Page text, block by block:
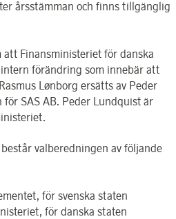
årsstämman och finns tillgänglig
att Finansministeriet för danska
förändring som innebär att
Lønborg ersätts av Peder
SAS AB. Peder Lundquist är
valberedningen av följande
för svenska staten
för danska staten